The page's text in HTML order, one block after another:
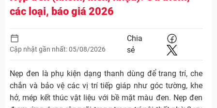
các loại, báo giá 2026
Cập nhật gần nhất: 05/08/2026
Chia
sẻ
Nẹp đen là phụ kiện dạng thanh dùng để trang trí, che
chắn và bảo vệ các vị trí tiếp giáp như góc tường, khe
hở, mép kết thúc vật liệu với bề mặt màu đen. Nẹp đen